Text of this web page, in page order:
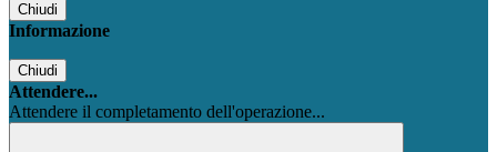
Chiudi
Informazione
Chiudi
Attendere...
Attendere il completamento dell'operazione...